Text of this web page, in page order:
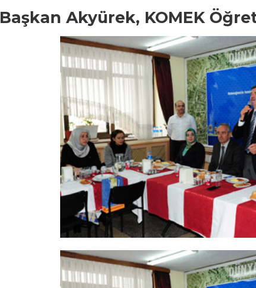
Başkan Akyürek, KOMEK